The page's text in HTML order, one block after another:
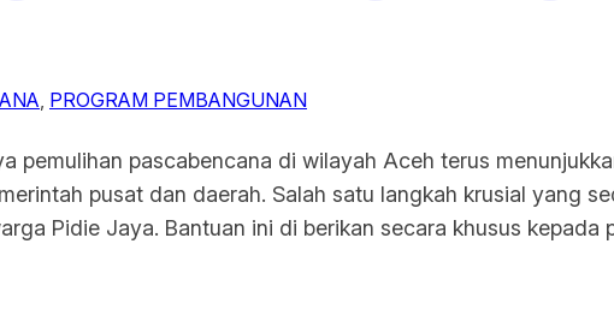
, PROGRAM PEMBANGUNAN
pemulihan pascabencana di wilayah Aceh terus
pusat dan daerah. Salah satu langkah krusial yang
Pidie Jaya. Bantuan ini di berikan secara khusus kepada